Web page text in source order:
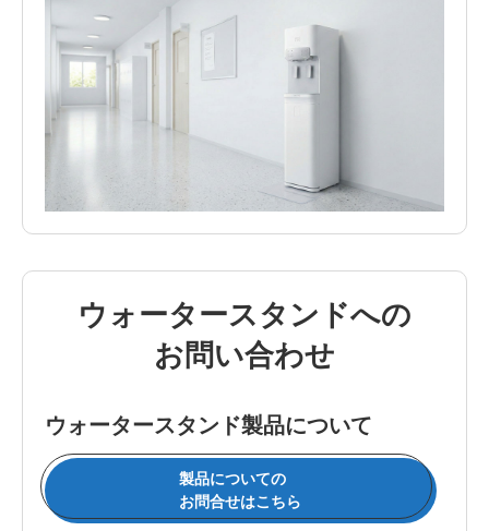
ウォータースタンドへの
お問い合わせ
ウォータースタンド製品について
製品についての
お問合せはこちら